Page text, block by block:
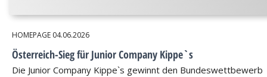
HOMEPAGE 04.06.2026
Österreich-Sieg für Junior Company Kippe`s
Die Junior Company Kippe`s gewinnt den Bundeswettbewerb